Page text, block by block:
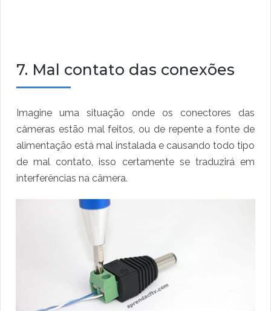
7. Mal contato das conexões
Imagine uma situação onde os conectores das
câmeras estão mal feitos, ou de repente a fonte de
alimentação está mal instalada e causando todo tipo
de mal contato, isso certamente se traduzirá em
interferências na câmera.